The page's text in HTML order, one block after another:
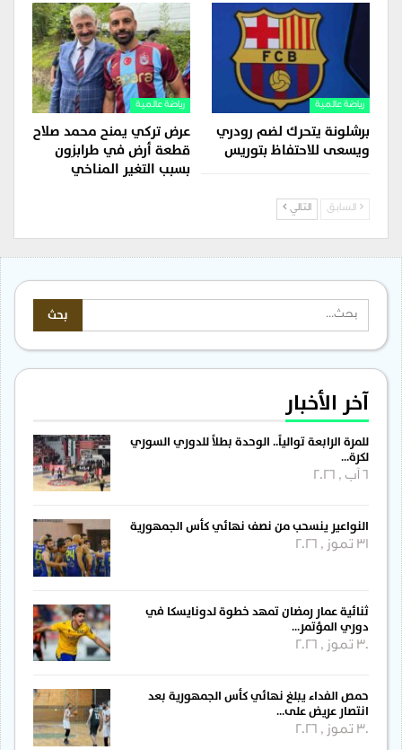
رياضة عالمية
برشلونة يتحرك لضم رودري
ويسعى للاحتفاظ بتوريس
رياضة عالمية
عرض تركي يمنح محمد صلاح
قطعة أرض في طرابزون
بسبب التغير المناخي
السابق التالي
آخر الأخبار
للمرة الرابعة توالياً.. الوحدة بطلاً للدوري السوري
لكرة…
النواعير ينسحب من نصف نهائي كأس الجمهورية
31 تموز , 2026
ثنائية عمار رمضان تمهد خطوة لدونايسكا في
دوري المؤتمر…
30 تموز , 2026
حمص الفداء يبلغ نهائي كأس الجمهورية بعد
انتصار عريض على…
30 تموز , 2026